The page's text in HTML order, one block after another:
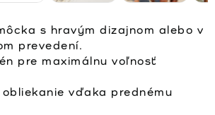
s hravým dizajnom alebo v
prevedení.
pre maximálnu voľnosť
vďaka prednému